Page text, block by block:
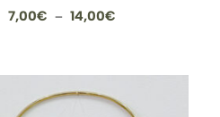
7,00€ – 14,00€
à